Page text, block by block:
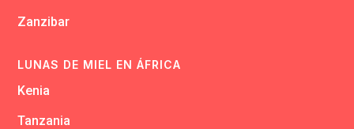
Zanzibar
LUNAS DE MIEL EN ÁFRICA
Kenia
Tanzania